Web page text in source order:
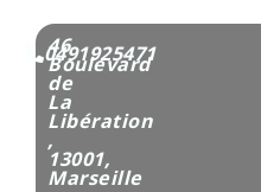
46
Boulevard
de
La
Libération​
,
13001,
Marseille
0491925471